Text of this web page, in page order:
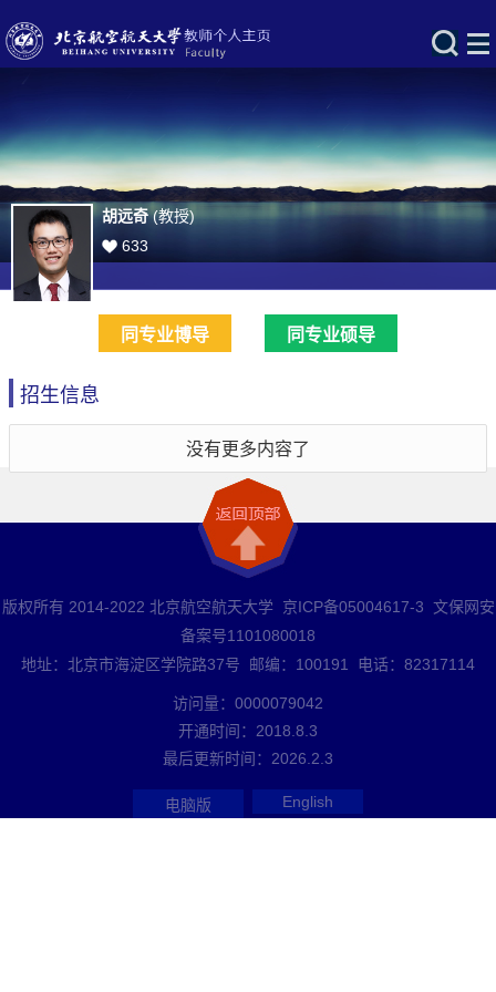
胡远奇(教授)
633
同专业博导 同专业硕导
招生信息
没有更多内容了
版权所有 2014-2022 北京航空航天大学 京ICP备05004617-3 文保网安
备案号1101080018
地址：北京市海淀区学院路37号 邮编：100191 电话：82317114
访问量： 0000079042
开通时间： 2018 8 3
最后更新时间： 2026 2 3
电脑版 English